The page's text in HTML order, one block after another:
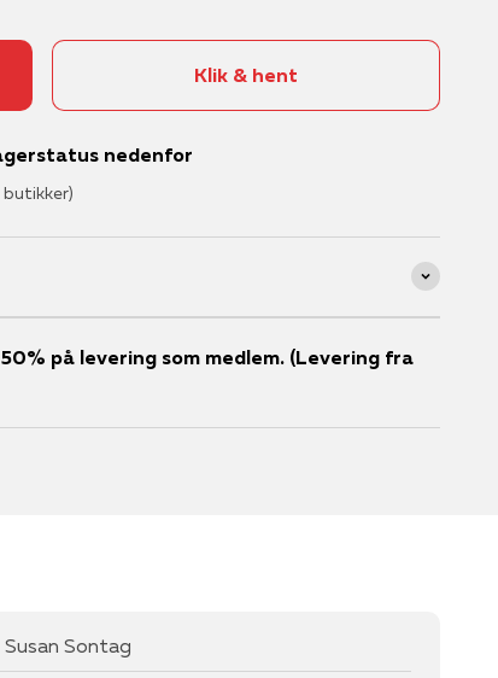
Klik & hent
nedenfor
butikker)
på levering som medlem. (Levering fra
Susan Sontag